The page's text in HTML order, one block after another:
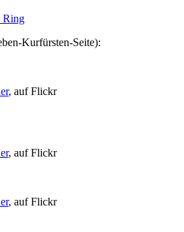
Kurfürsten-Seite):
, auf Flickr
, auf Flickr
, auf Flickr